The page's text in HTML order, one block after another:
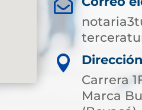


Carrera
Marca